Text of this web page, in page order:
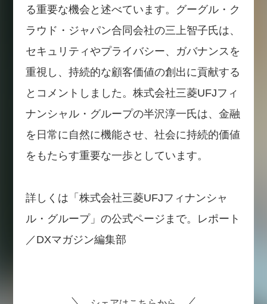
る重要な機会と述べています。グーグル・ク
ラウド・ジャパン合同会社の三上智子氏は、
セキュリティやプライバシー、ガバナンスを
重視し、持続的な顧客価値の創出に貢献する
とコメントしました。株式会社三菱UFJフィ
ナンシャル・グループの半沢淳一氏は、金融
を日常に自然に機能させ、社会に持続的価値
をもたらす重要な一歩としています。
詳しくは「株式会社三菱UFJフィナンシャ
ル・グループ」の公式ページまで。レポート
／DXマガジン編集部